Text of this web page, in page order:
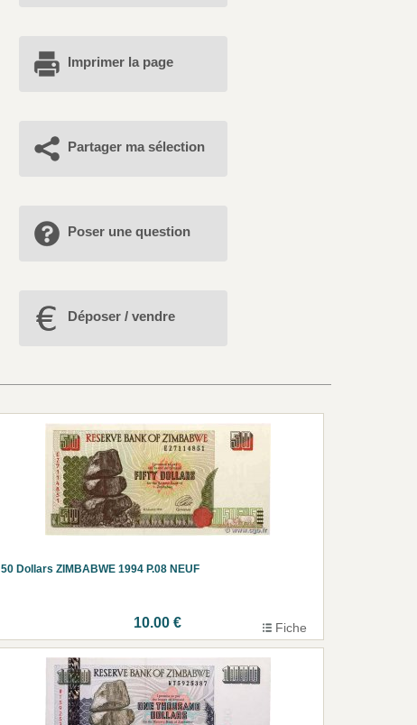
Imprimer la page
Partager ma sélection
Poser une question
Déposer / vendre
50 Dollars ZIMBABWE 1994 P.08 NEUF
10.00 € Fiche